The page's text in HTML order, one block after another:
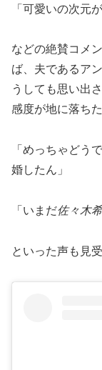
「可愛いの次元
などの絶賛コメ
ば、夫であるア
うしても思い出
感度が地に落ち
「めっちゃどう
婚したん」
「いまだ佐々木希
といった声も見